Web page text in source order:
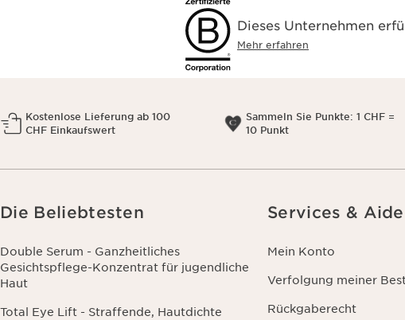
Dieses Unternehmen
Mehr erfahren
Kostenlose Lieferung ab 100
CHF Einkaufswert
Sammeln Sie Punkte: 1 CHF =
10 Punkt
Die Beliebtesten
Double Serum - Ganzheitliches
Gesichtspflege-Konzentrat für jugendliche
Haut
Total Eye Lift - Straffende, Hautdichte
Services & Aide
Mein Konto
Verfolgung meiner
Rückgaberecht